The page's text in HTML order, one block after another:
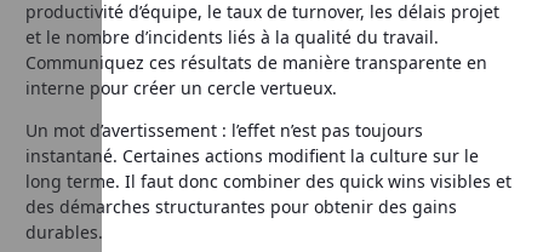
productivité d’équipe, le taux de turnover, les délais projet
et le nombre d’incidents liés à la qualité du travail.
Communiquez ces résultats de manière transparente en
interne pour créer un cercle vertueux.
Un mot d’avertissement : l’effet n’est pas toujours
instantané. Certaines actions modifient la culture sur le
long terme. Il faut donc combiner des quick wins visibles et
des démarches structurantes pour obtenir des gains
durables.